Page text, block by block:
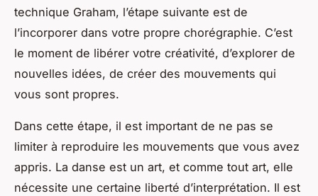
technique Graham, l’étape suivante est de
l’incorporer dans votre propre chorégraphie. C’est
le moment de libérer votre créativité, d’explorer de
nouvelles idées, de créer des mouvements qui
vous sont propres.
Dans cette étape, il est important de ne pas se
limiter à reproduire les mouvements que vous avez
appris. La danse est un art, et comme tout art, elle
nécessite une certaine liberté d’interprétation. Il est